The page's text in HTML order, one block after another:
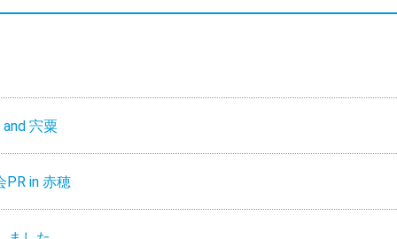
宍粟
PR in 赤穂